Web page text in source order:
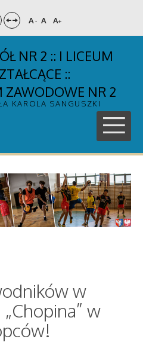
A- A A+
NR 2 :: I LICEUM
::
ZAWODOWE NR 2
KAROLA SANGUSZKI
w
w